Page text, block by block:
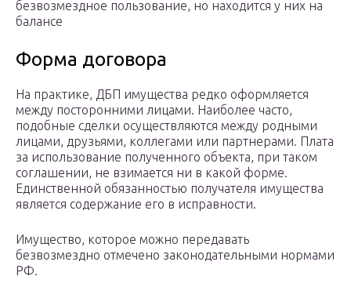
безвозмездное пользование, но находится у них на
балансе
Форма договора
На практике, ДБП имущества редко оформляется
между посторонними лицами. Наиболее часто,
подобные сделки осуществляются между родными
лицами, друзьями, коллегами или партнерами. Плата
за использование полученного объекта, при таком
соглашении, не взимается ни в какой форме.
Единственной обязанностью получателя имущества
является содержание его в исправности.
Имущество, которое можно передавать
безвозмездно отмечено законодательными нормами
РФ.